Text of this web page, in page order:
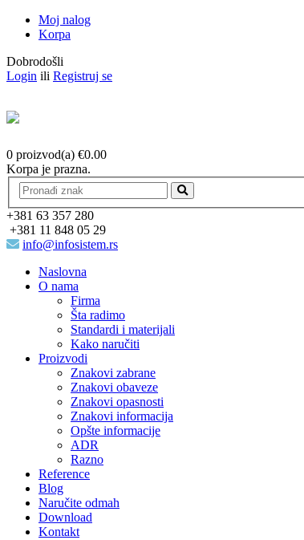
Moj nalog
Korpa
Dobrodošli
Login ili Registruj se
0 proizvod(a) €0.00
Korpa je prazna.
+381 63 357 280
+381 11 848 05 29
info@infosistem.rs
Naslovna
O nama
Firma
Šta radimo
Standardi i materijali
Kako naručiti
Proizvodi
Znakovi zabrane
Znakovi obaveze
Znakovi opasnosti
Znakovi informacija
Opšte informacije
ADR
Razno
Reference
Blog
Naručite odmah
Download
Kontakt